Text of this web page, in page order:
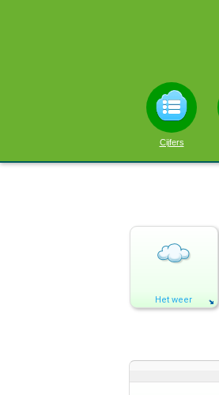
Cijfers
Het weer